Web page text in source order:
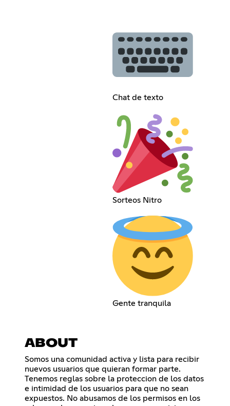
Chat de texto
Sorteos Nitro
Gente tranquila
ABOUT
Somos una comunidad activa y lista para recibir
nuevos usuarios que quieran formar parte.
Tenemos reglas sobre la proteccion de los datos
e intimidad de los usuarios para que no sean
expuestos. No abusamos de los permisos en los